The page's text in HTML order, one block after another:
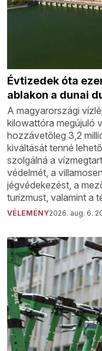
Évtizedek óta
ablakon a dunai
A magyarországi
kilowattóra megújuló
hozzávetőleg 3,2
kiváltását tenné
szolgálná a
védelmét, a
jégvédekezést, a
turizmust, valamint a
VÉLEMÉNY2026. aug. 6.